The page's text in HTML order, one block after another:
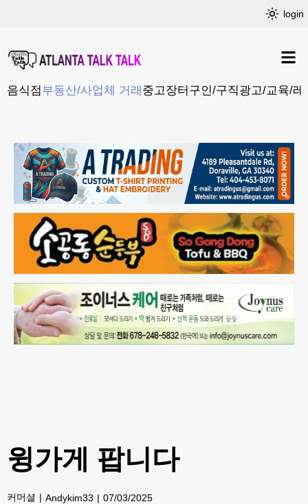
login
음식점부동산/사업체 거래 중고장터 구인/구직광고/교육/레
윙가게 팝니다
커머셜 Andykim33 07/03/2025